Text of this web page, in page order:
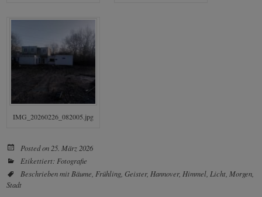
IMG_20260226_082005.jpg
Posted on 25. März 2026
Etikettiert: Fotografie
Beschrieben mit Bäume Frühling ,Geister, Hannover, Himmel Licht Morgen
Stadt